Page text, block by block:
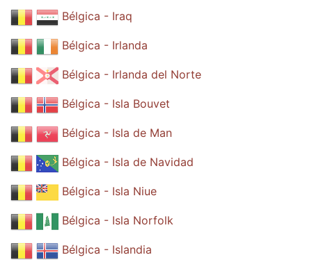
Bélgica - Iraq
Bélgica - Irlanda
Bélgica - Irlanda del Norte
Bélgica - Isla Bouvet
Bélgica - Isla de Man
Bélgica - Isla de Navidad
Bélgica - Isla Niue
Bélgica - Isla Norfolk
Bélgica - Islandia